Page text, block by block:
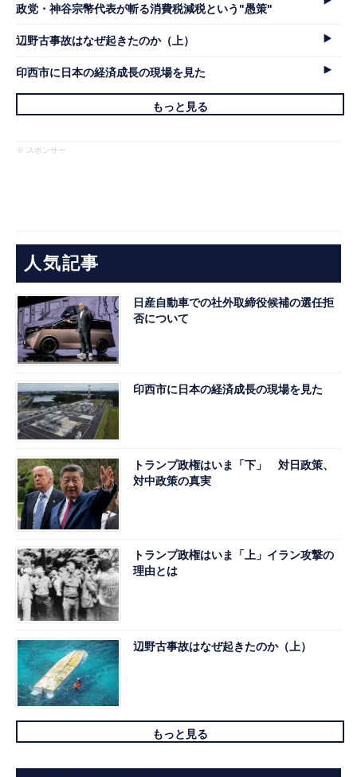
政党・神谷宗幣代表が斬る消費税減税という"愚策"
辺野古事故はなぜ起きたのか（上）
印西市に日本の経済成長の現場を見た
もっと見る
※ スポンサー
人気記事
日産自動車での社外取締役候補の選任拒
否について
印西市に日本の経済成長の現場を見た
トランプ政権はいま「下」 対日政策、
対中政策の真実
トランプ政権はいま「上」イラン攻撃の
理由とは
辺野古事故はなぜ起きたのか（上）
もっと見る